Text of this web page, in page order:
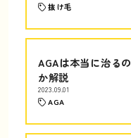
抜け毛
AGAは本当に治るの
か解説
2023.09.01
AGA